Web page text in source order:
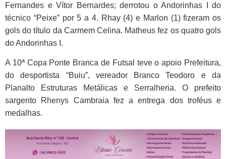
Fernandes e Vítor Bernardes; derrotou o Andorinhas I do
técnico “Peixe” por 5 a 4. Rhay (4) e Marlon (1) fizeram os
gols do título da Carmem Celina. Matheus fez os quatro gols
do Andorinhas I.
A 10ª Copa Ponte Branca de Futsal teve o apoio Prefeitura,
do desportista “Buiu”, vereador Branco Teodoro e da
Planalto Estruturas
Metálicas e Serralheria. O prefeito
sargento Rhenys Cambraia fez a entrega dos troféus e
medalhas.